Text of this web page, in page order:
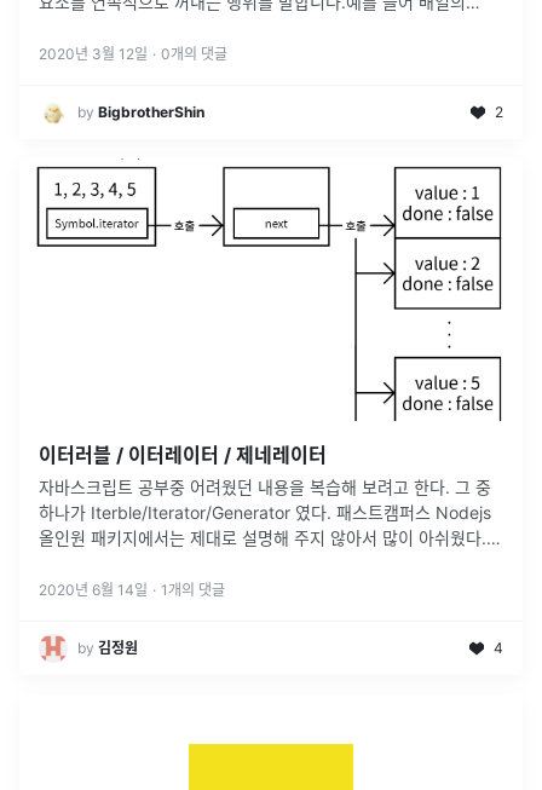
수의 인수로...
2020년 3월 12일 · 0개의 댓글
by BigbrotherShin 2
이터러블 / 이터레이터 / 제네레이터
자바스크립트 공부중 어려웠던 내용을 복습해 보려고 한다. 그 중
하나가 Iterble/Iterator/Generator 였다. 패스트캠퍼스 Nodejs
올인원 패키지에서는 제대로 설명해 주지 않아서 많이 아쉬웠다.
2020년 6월 14일 · 1 개의 댓글
by 김정원 4